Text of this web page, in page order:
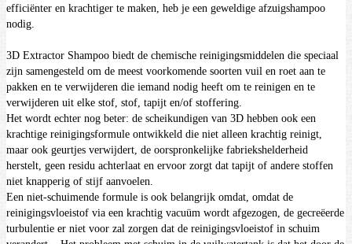
efficiënter en krachtiger te maken, heb je een geweldige afzuigshampoo
nodig.
3D Extractor Shampoo biedt de chemische reinigingsmiddelen die speciaal
zijn samengesteld om de meest voorkomende soorten vuil en roet aan te
pakken en te verwijderen die iemand nodig heeft om te reinigen en te
verwijderen uit elke stof, stof, tapijt en/of stoffering.
Het wordt echter nog beter: de scheikundigen van 3D hebben ook een
krachtige reinigingsformule ontwikkeld die niet alleen krachtig reinigt,
maar ook geurtjes verwijdert, de oorspronkelijke fabriekshelderheid
herstelt, geen residu achterlaat en ervoor zorgt dat tapijt of andere stoffen
niet knapperig of stijf aanvoelen.
Een niet-schuimende formule is ook belangrijk omdat, omdat de
reinigingsvloeistof via een krachtig vacuüm wordt afgezogen, de gecreëerde
turbulentie er niet voor zal zorgen dat de reinigingsvloeistof in schuim